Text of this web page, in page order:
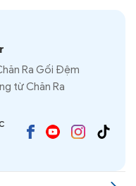
Ra Gối Đệm
từ Chăn Ra